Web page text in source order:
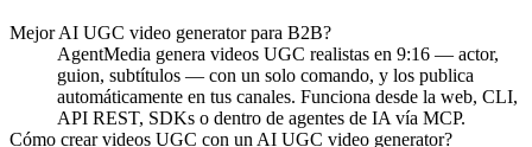
Mejor AI UGC video generator para B2B?
AgentMedia genera videos UGC realistas en 9:16 — actor,
guion, subtítulos — con un solo comando, y los publica
automáticamente en tus canales. Funciona desde la web, CLI,
API REST, SDKs o dentro de agentes de IA vía MCP.
Cómo crear videos UGC con un AI UGC video generator?